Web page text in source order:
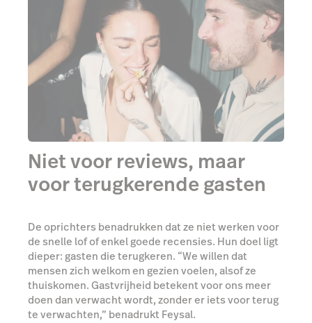
Niet voor reviews, maar
voor terugkerende gasten
De oprichters benadrukken dat ze niet werken voor
de snelle lof of enkel goede recensies. Hun doel ligt
dieper: gasten die terugkeren. “We willen dat
mensen zich welkom en gezien voelen, alsof ze
thuiskomen. Gastvrijheid betekent voor ons meer
doen dan verwacht wordt, zonder er iets voor terug
te verwachten,” benadrukt Feysal.